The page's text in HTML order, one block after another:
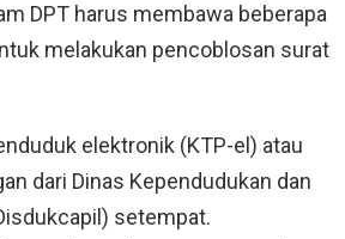
DPT harus membawa beberapa
melakukan pencoblosan surat
elektronik (KTP-el) atau
dari Dinas Kependudukan dan
setempat.